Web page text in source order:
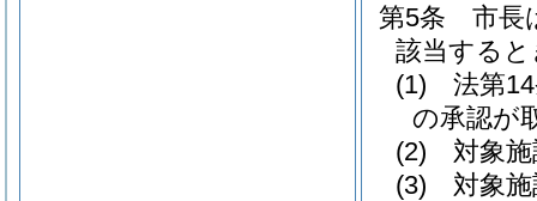
第5条
市長
該当する
(1)
法第
の承認が
(2)
対象
(3)
対象